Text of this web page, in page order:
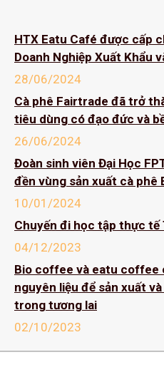
HTX Eatu Café được cấp
Doanh Nghiệp Xuất Khẩu
28/06/2024
Cà phê Fairtrade đã trở
tiêu dùng có đạo đức và
26/06/2024
Đoàn sinh viên Đại Học
đền vùng sản xuất cà phê
10/01/2024
Chuyến đi học tập thực tế
04/12/2023
Bio coffee và eatu coffee
nguyên liệu để sản xuất
trong tương lai
02/10/2023